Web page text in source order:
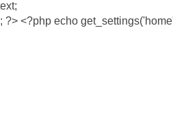
<?php echo